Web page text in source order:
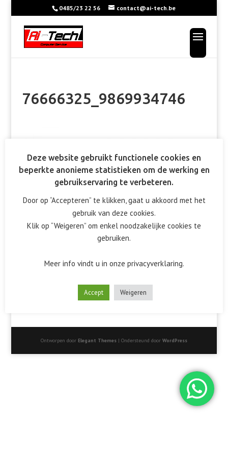
0485/23 22 56 contact@ai-tech.be
76666325_9869934746
Ontworpen door Elegant Themes| Ondersteund door WordPress
Deze website gebruikt functionele cookies en
beperkte anonieme statistieken om de werking en
gebruikservaring te verbeteren.
Door op “Accepteren” te klikken, gaat u akkoord met het
gebruik van deze cookies.
Klik op “Weigeren” om enkel noodzakelijke cookies te
gebruiken.
Meer info vindt u in onze privacyverklaring.
Accept Weigeren